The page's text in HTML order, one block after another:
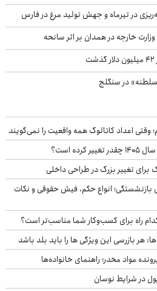
خارجه در همدان بر اثر سانحه
در سنگلج
اعداد کاتالوگ همه واقعیت را نمی‌گویند
است؟
برای تغییر بزرگ در طراحی داخلی
انواع حکم، فیش حقوقی و نکات
راه برای کسب‌وکار شما مناسب‌تر است؟
هر بازرسی این ویژگی ها را باید بلد باشد
در شرایط نوسان